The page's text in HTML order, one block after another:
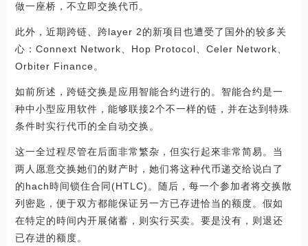
做一座桥，不立即交换代币。
此外，近期跨链、跨layer 2的新项目也遭受了国外的较多关
心：Connext Network、Hop Protocol、Celer Network、
Orbiter Finance。
如前所述，跨链交换是应用智能合约进行的。智能合约是一
种中小型应用软件，能够联接2个不一样的链，并在达到特殊
条件时实行代币的全自动交换。
这一全过程尽管在后面非常繁杂，但实行起來非常简易。当
两人愿意交换她们的财产时，她们将这种代币递交给说白了
的hach時间锁住合同(HTLC)。随后，每一个参加者将交换散
列密匙，便于双方都能保证另一方已存进恰当的额度。假如
在特定的時间内开展储蓄，则实行买卖。要是没有，则退还
已存进的额度。